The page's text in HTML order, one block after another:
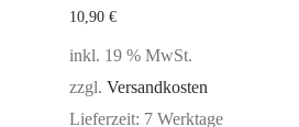
10,90 €
inkl. 19 % MwSt.
zzgl. Versandkosten
Lieferzeit: 7 Werktage